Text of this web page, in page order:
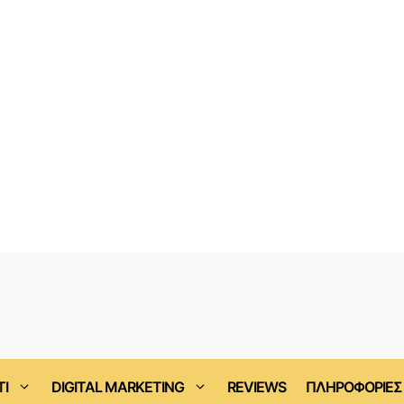
DIGITAL MARKETING REVIEWS ΠΛΗΡΟΦΟΡΙΕΣ